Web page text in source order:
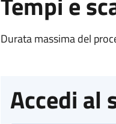
Durata massima del
Accedi al